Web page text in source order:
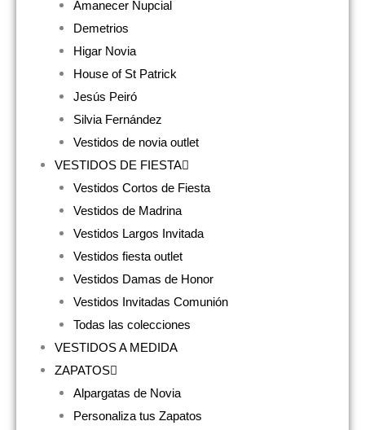
Amanecer Nupcial
Demetrios
Higar Novia
House of St Patrick
Jesús Peiró
Silvia Fernández
Vestidos de novia outlet
VESTIDOS DE FIESTA
Vestidos Cortos de Fiesta
Vestidos de Madrina
Vestidos Largos Invitada
Vestidos fiesta outlet
Vestidos Damas de Honor
Vestidos Invitadas Comunión
Todas las colecciones
VESTIDOS A MEDIDA
ZAPATOS
Alpargatas de Novia
Personaliza tus Zapatos